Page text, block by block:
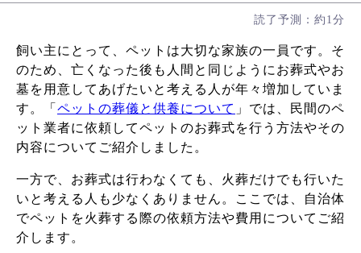
読了予測：約1分
飼い主にとって、ペットは大切な家族の一員です。そ
のため、亡くなった後も人間と同じようにお葬式やお
墓を用意してあげたいと考える人が年々増加していま
す。「 ペットの葬儀と供養について 」では、民間のペ
ット業者に依頼してペットのお葬式を行う方法やその
内容についてご紹介しました。
一方で、お葬式は行わなくても、火葬だけでも行いた
いと考える人も少なくありません。ここでは、自治体
でペットを火葬する際の依頼方法や費用についてご紹
介します。